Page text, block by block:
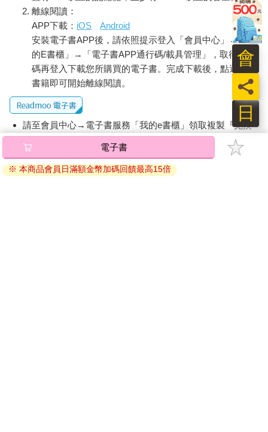
離線閱讀：
APP下載： iOS
Android
安裝電子書APP後，請依照提示登入「會員中心」→「我
的E書櫃」→「電子書APP通行碼/載具管理」，取得通行
碼再登入下載您所購買的電子書。完成下載後，點選任一
書籍即可開始離線閱讀。
請至會員中心→電子書服務「我的e書櫃」領取複製『兌換
碼』至電子書服務商Readmoo進行兌換。
退換貨須知：
因版權保護，您在金石堂所購買的電子書僅能以金石堂專屬
電子書
※ 本商品會員日滿額金幣加碼回饋最高15倍
日
員
會